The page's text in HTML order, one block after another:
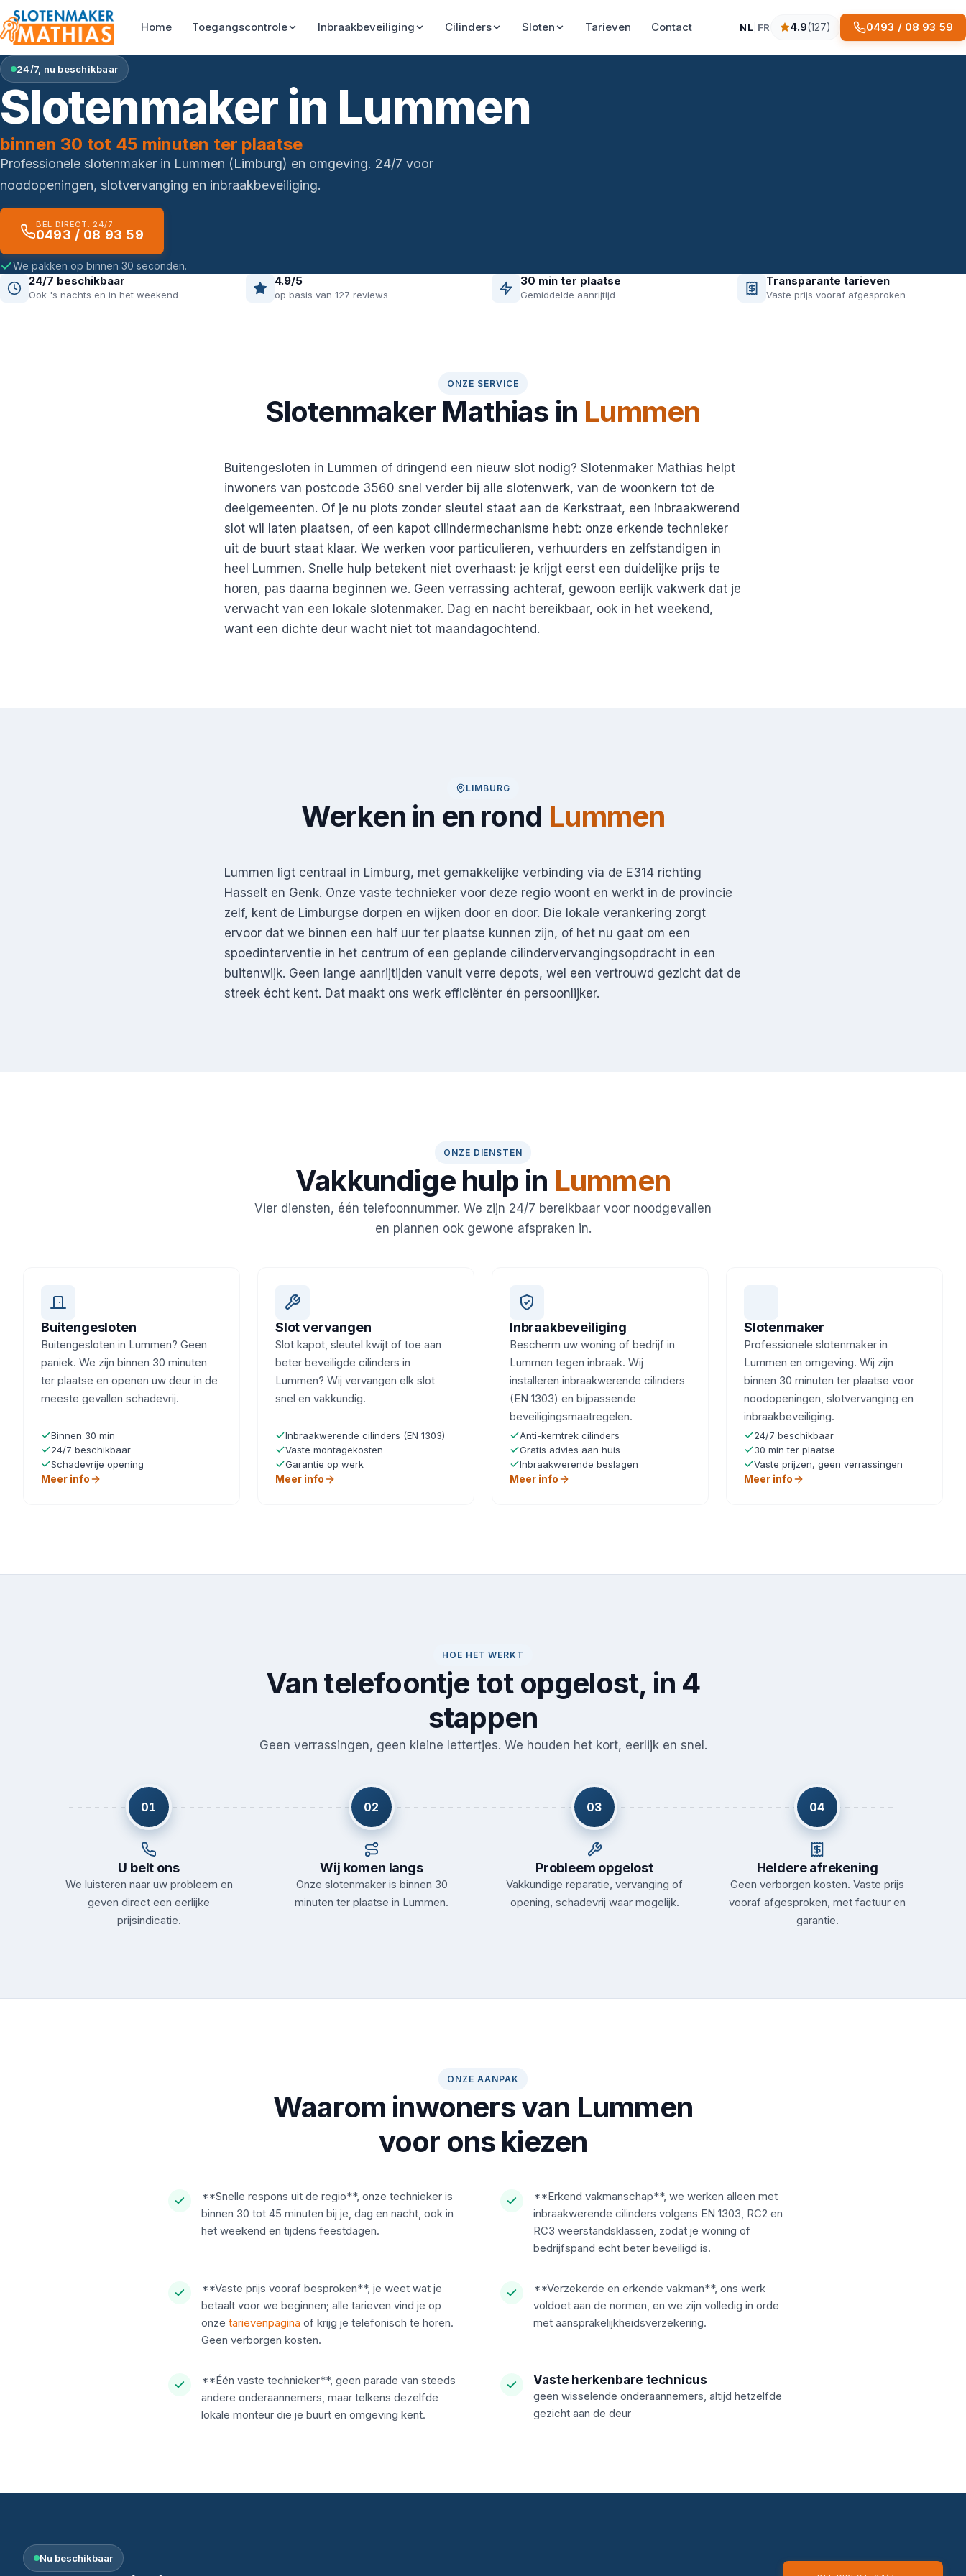
Home Toegangscontrole Inbraakbeveiliging Cilinders Sloten Tarieven Contact NL FR
4.9 sterren op basis van 127 reviews
4.9(127) 0493 / 08 93 59
24/7, nu beschikbaar
Slotenmaker in Lummen
binnen 30 tot 45 minuten ter plaatse
Professionele slotenmaker in Lummen (Limburg) en omgeving. 24/7 voor
noodopeningen, slotvervanging en inbraakbeveiliging.
BEL DIRECT: 24/7
0493 / 08 93 59
We pakken op binnen 30 seconden.
24/7 beschikbaar
Ook 's nachts en in het weekend
4.9/5
op basis van 127 reviews
30 min ter plaatse
Gemiddelde aanrijtijd
Transparante tarieven
Vaste prijs vooraf afgesproken
ONZE SERVICE
Slotenmaker Mathias in Lummen
Buitengesloten in Lummen of dringend een nieuw slot nodig? Slotenmaker Mathias helpt
inwoners van postcode 3560 snel verder bij alle slotenwerk, van de woonkern tot de
deelgemeenten. Of je nu plots zonder sleutel staat aan de Kerkstraat, een inbraakwerend
slot wil laten plaatsen, of een kapot cilindermechanisme hebt: onze erkende technieker
uit de buurt staat klaar. We werken voor particulieren, verhuurders en zelfstandigen in
heel Lummen. Snelle hulp betekent niet overhaast: je krijgt eerst een duidelijke prijs te
horen, pas daarna beginnen we. Geen verrassing achteraf, gewoon eerlijk vakwerk dat je
verwacht van een lokale slotenmaker. Dag en nacht bereikbaar, ook in het weekend,
want een dichte deur wacht niet tot maandagochtend.
LIMBURG
Werken in en rond Lummen
Lummen ligt centraal in Limburg, met gemakkelijke verbinding via de E314 richting
Hasselt en Genk. Onze vaste technieker voor deze regio woont en werkt in de provincie
zelf, kent de Limburgse dorpen en wijken door en door. Die lokale verankering zorgt
ervoor dat we binnen een half uur ter plaatse kunnen zijn, of het nu gaat om een
spoedinterventie in het centrum of een geplande cilindervervangings­opdracht in een
buitenwijk. Geen lange aanrijtijden vanuit verre depots, wel een vertrouwd gezicht dat de
streek écht kent. Dat maakt ons werk efficiënter én persoonlijker.
ONZE DIENSTEN
Vakkundige hulp in Lummen
Vier diensten, één telefoonnummer. We zijn 24/7 bereikbaar voor noodgevallen
en plannen ook gewone afspraken in.
Buitengesloten
Buitengesloten in Lummen? Geen
paniek. We zijn binnen 30 minuten
ter plaatse en openen uw deur in de
meeste gevallen schadevrij.
Binnen 30 min
24/7 beschikbaar
Schadevrije opening
Meer info
Slot vervangen
Slot kapot, sleutel kwijt of toe aan
beter beveiligde cilinders in
Lummen? Wij vervangen elk slot
snel en vakkundig.
Inbraakwerende cilinders (EN 1303)
Vaste montagekosten
Garantie op werk
Meer info
Inbraakbeveiliging
Bescherm uw woning of bedrijf in
Lummen tegen inbraak. Wij
installeren inbraakwerende cilinders
(EN 1303) en bijpassende
beveiligingsmaatregelen.
Anti-kerntrek cilinders
Gratis advies aan huis
Inbraakwerende beslagen
Meer info
Slotenmaker
Professionele slotenmaker in
Lummen en omgeving. Wij zijn
binnen 30 minuten ter plaatse voor
noodopeningen, slotvervanging en
inbraakbeveiliging.
24/7 beschikbaar
30 min ter plaatse
Vaste prijzen, geen verrassingen
Meer info
HOE HET WERKT
Van telefoontje tot opgelost, in 4
stappen
Geen verrassingen, geen kleine lettertjes. We houden het kort, eerlijk en snel.
01
U belt ons
We luisteren naar uw probleem en
geven direct een eerlijke
prijsindicatie.
02
Wij komen langs
Onze slotenmaker is binnen 30
minuten ter plaatse in Lummen.
03
Probleem opgelost
Vakkundige reparatie, vervanging of
opening, schadevrij waar mogelijk.
04
Heldere afrekening
Geen verborgen kosten. Vaste prijs
vooraf afgesproken, met factuur en
garantie.
ONZE AANPAK
Waarom inwoners van Lummen
voor ons kiezen
**Snelle respons uit de regio**, onze technieker is
binnen 30 tot 45 minuten bij je, dag en nacht, ook in
het weekend en tijdens feestdagen.
**Erkend vakmanschap**, we werken alleen met
inbraakwerende cilinders volgens EN 1303, RC2 en
RC3 weerstandsklassen, zodat je woning of
bedrijfspand echt beter beveiligd is.
**Vaste prijs vooraf besproken**, je weet wat je
betaalt voor we beginnen; alle tarieven vind je op
onze tarievenpagina of krijg je telefonisch te horen.
Geen verborgen kosten.
**Verzekerde en erkende vakman**, ons werk
voldoet aan de normen, en we zijn volledig in orde
met aansprakelijkheidsverzekering.
**Één vaste technieker**, geen parade van steeds
andere onderaannemers, maar telkens dezelfde
lokale monteur die je buurt en omgeving kent.
Vaste herkenbare technicus
geen wisselende onderaannemers, altijd hetzelfde
gezicht aan de deur
Nu beschikbaar